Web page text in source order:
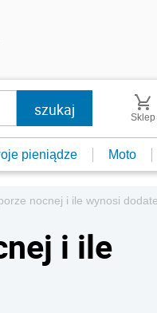
Sklep
pieniądze Moto
nocnej i ile wynosi
i ile